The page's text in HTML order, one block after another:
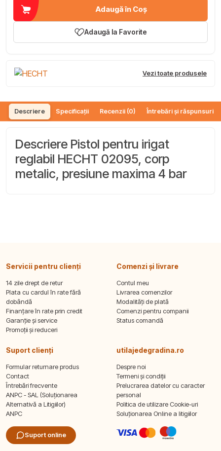
Adaugă în Coș
Adaugă la Favorite
Vezi toate produsele
Descriere Specificații Recenzii (0) Întrebări și răspunsuri
Descriere Pistol pentru irigat
reglabil HECHT 02095, corp
metalic, presiune maxima 4 bar
Servicii pentru clienți
14 zile drept de retur
Plata cu cardul în rate fără
dobândă
Finanțare în rate prin credit
Garanție și service
Promoții și reduceri
Comenzi și livrare
Contul meu
Livrarea comenzilor
Modalități de plată
Comenzi pentru companii
Status comandă
Suport clienți
Formular returnare produs
Contact
Întrebări frecvente
ANPC - SAL (Soluționarea
Alternativă a Litigiilor)
ANPC
Suport online
utilajedegradina.ro
Despre noi
Termeni și condiții
Prelucrarea datelor cu caracter
personal
Politica de utilizare Cookie-uri
Soluționarea Online a litigiilor